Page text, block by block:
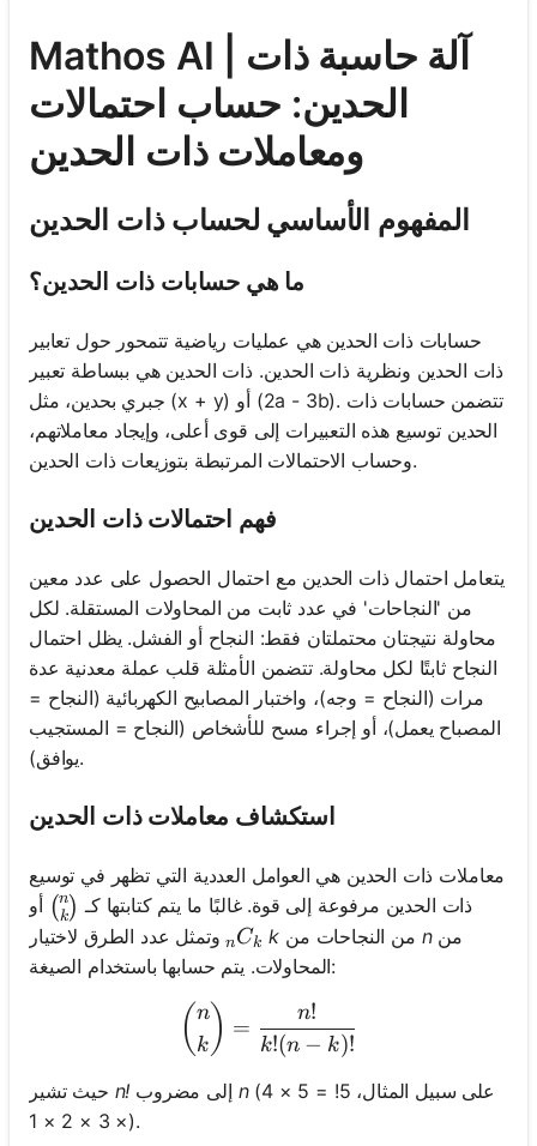
Mathos AI | آلة حاسبة ذات
الحدين: حساب احتمالات
ومعاملات ذات الحدين
المفهوم الأساسي لحساب ذات الحدين
ما هي حسابات ذات الحدين؟
حسابات ذات الحدين هي عمليات رياضية تتمحور حول تعابير
ذات الحدين ونظرية ذات الحدين. ذات الحدين هي ببساطة تعبير
جبري بحدين، مثل (x + y) أو (2a - 3b). تتضمن حسابات ذات
الحدين توسيع هذه التعبيرات إلى قوى أعلى، وإيجاد معاملاتهم،
وحساب الاحتمالات المرتبطة بتوزيعات ذات الحدين.
فهم احتمالات ذات الحدين
يتعامل احتمال ذات الحدين مع احتمال الحصول على عدد معين
من 'النجاحات' في عدد ثابت من المحاولات المستقلة. لكل
محاولة نتيجتان محتملتان فقط: النجاح أو الفشل. يظل احتمال
النجاح ثابتًا لكل محاولة. تتضمن الأمثلة قلب عملة معدنية عدة
مرات (النجاح = وجه)، واختبار المصابيح الكهربائية (النجاح =
المصباح يعمل)، أو إجراء مسح للأشخاص (النجاح = المستجيب
يوافق).
استكشاف معاملات ذات الحدين
معاملات ذات الحدين هي العوامل العددية التي تظهر في توسيع
ذات الحدين مرفوعة إلى قوة. غالبًا ما يتم كتابتها كـ
\binom{n}{k}
(k
n) أو
_nC_k
nCk وتمثل عدد الطرق لاختيارk nمن
المحاولات. يتم حسابها باستخدام الصيغة:
\binom{n}{k} =
( k
n) =
k!(n − k)!
n!
n! n(على سبيل المثال، 5! = 5 × 4
× 3 × 2 × 1).